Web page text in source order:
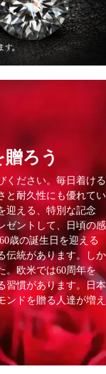
ろう
ください。毎日着ける
と耐久性にも優れてい
迎える、特別な記念
ゼントして、日頃の感
歳の誕生日を迎える
伝統があります。しか
。欧米では60周年を
習慣があります。日本
ンドを贈る人達が増え